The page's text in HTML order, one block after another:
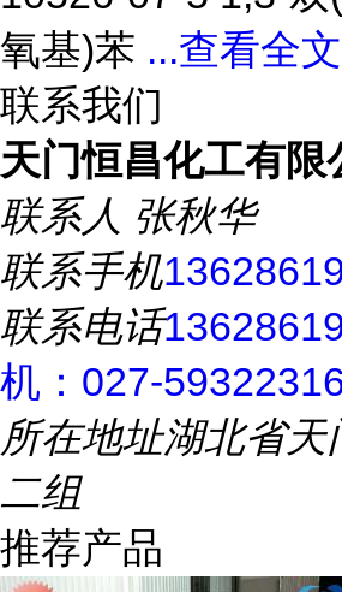
氧基)苯 ...查看全
联系我们
天门恒昌化工有限
联系人 张秋华
联系手机
联系电话
机：027-
所在地址湖北省天
二组
推荐产品